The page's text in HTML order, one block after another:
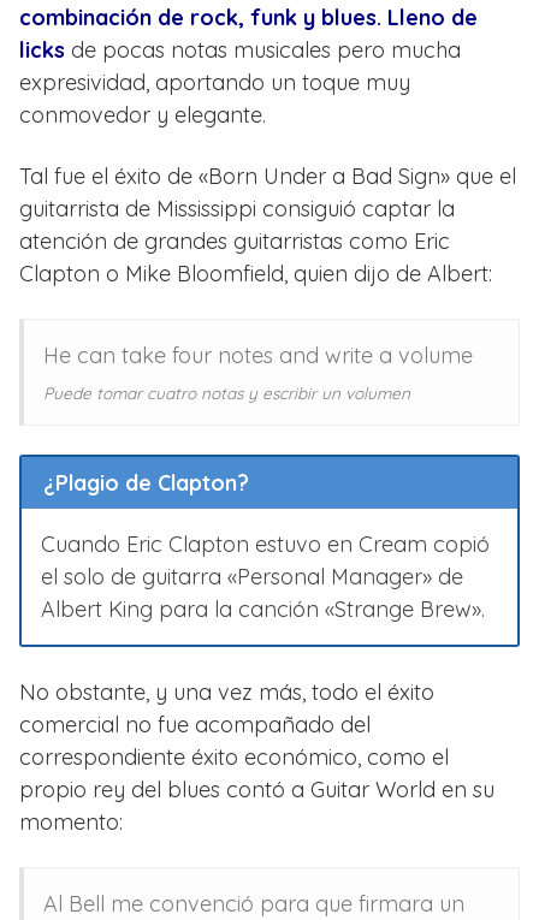
combinación de rock, funk y blues. Lleno de
licks de pocas notas musicales pero mucha
expresividad, aportando un toque muy
conmovedor y elegante.
Tal fue el éxito de «Born Under a Bad Sign» que el
guitarrista de Mississippi consiguió captar la
atención de grandes guitarristas como Eric
Clapton o Mike Bloomfield, quien dijo de Albert:
He can take four notes and write a volume
Puede tomar cuatro notas y escribir un volumen
¿Plagio de Clapton?
Cuando Eric Clapton estuvo en Cream copió
el solo de guitarra «Personal Manager» de
Albert King para la canción «Strange Brew».
No obstante, y una vez más, todo el éxito
comercial no fue acompañado del
correspondiente éxito económico, como el
propio rey del blues contó a Guitar World en su
momento:
Al Bell me convenció para que firmara un